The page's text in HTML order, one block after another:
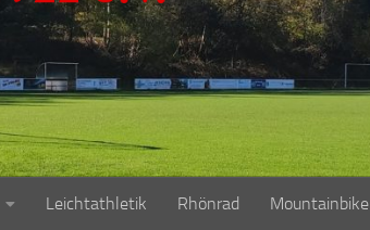
Leichtathletik Rhönrad Mountainbike